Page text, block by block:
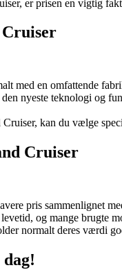
er prisen en vigtig
Cruiser
med en omfattende
nyeste teknologi og
kan du vælge
Cruiser
pris sammenlignet
og mange brugte
normalt deres værdi